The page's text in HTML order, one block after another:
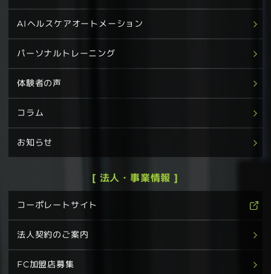
AIヘルスケアオートメーション
パーソナルトレーニング
体験者の声
コラム
お知らせ
[ 法人・事業情報 ]
コーポレートサイト
法人契約のご案内
FC加盟店募集